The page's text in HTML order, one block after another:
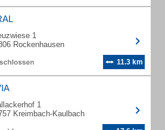
1
Rockenhausen
11.3 km
1
Kreimbach-Kaulbach